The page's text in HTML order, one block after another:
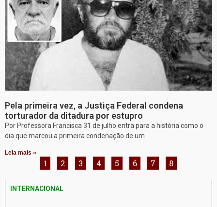
Pela primeira vez, a Justiça Federal condena
torturador da ditadura por estupro
Por Professora Francisca 31 de julho entra para a história como o
dia que marcou a primeira condenação de um
Leia mais »
1 2 3 4 5 6 7 8
INTERNACIONAL